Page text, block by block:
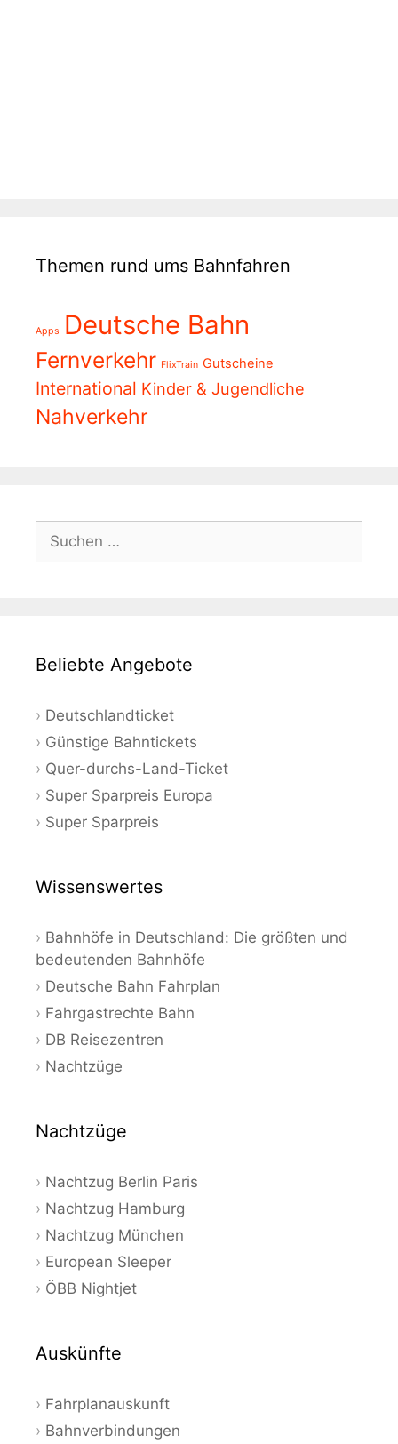
Themen rund ums Bahnfahren
Apps Deutsche Bahn
Fernverkehr FlixTrain Gutscheine
International Kinder & Jugendliche
Nahverkehr
nach:
Beliebte Angebote
Deutschlandticket
Günstige Bahntickets
Quer-durchs-Land-Ticket
Super Sparpreis Europa
Super Sparpreis
Wissenswertes
Bahnhöfe in Deutschland: Die größten und
bedeutenden Bahnhöfe
Deutsche Bahn Fahrplan
Fahrgastrechte Bahn
DB Reisezentren
Nachtzüge
Nachtzüge
Nachtzug Berlin Paris
Nachtzug Hamburg
Nachtzug München
European Sleeper
ÖBB Nightjet
Auskünfte
Fahrplanauskunft
Bahnverbindungen